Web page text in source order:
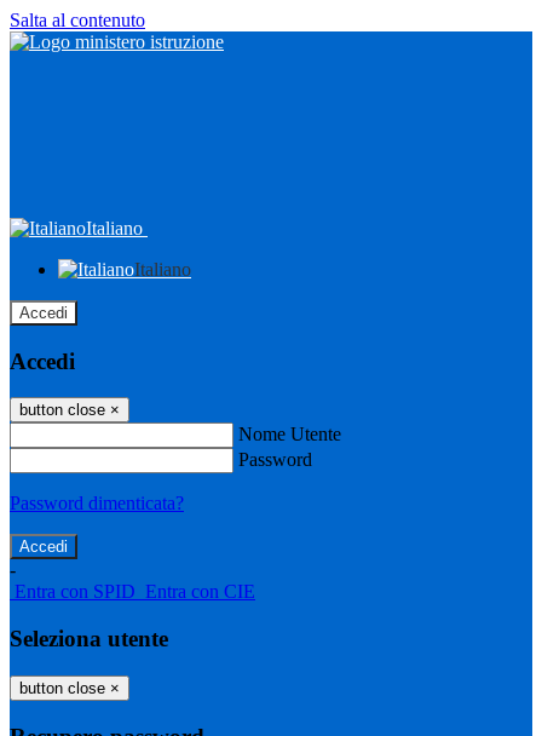
Salta al contenuto
Italiano
Italiano
Accedi
Accedi
button close ×
Nome Utente
Password
Password dimenticata?
-
Entra con SPID Entra con CIE
Seleziona utente
button close ×